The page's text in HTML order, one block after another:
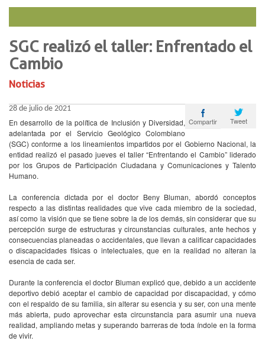
SGC realizó el taller: Enfrentado el
Cambio
Noticias
28 de julio de 2021
Tweet
Compartir
En desarrollo de la política de Inclusión y Diversidad,
adelantada por el Servicio Geológico Colombiano
(SGC) conforme a los lineamientos impartidos por el Gobierno Nacional, la
entidad realizó el pasado jueves el taller “Enfrentando el Cambio” liderado
por los Grupos de Participación Ciudadana y Comunicaciones y Talento
Humano.
La conferencia dictada por el doctor Beny Bluman, abordó conceptos
respecto a las distintas realidades que vive cada miembro de la sociedad,
así como la visión que se tiene sobre la de los demás, sin considerar que su
percepción surge de estructuras y circunstancias culturales, ante hechos y
consecuencias planeadas o accidentales, que llevan a calificar capacidades
o discapacidades físicas o intelectuales, que en la realidad no alteran la
esencia de cada ser.
Durante la conferencia el doctor Bluman explicó que, debido a un accidente
deportivo debió aceptar el cambio de capacidad por discapacidad, y cómo
con el respaldo de su familia, sin alterar su esencia y su ser, con una mente
más abierta, pudo aprovechar esta circunstancia para asumir una nueva
realidad, ampliando metas y superando barreras de toda índole en la forma
de vivir.